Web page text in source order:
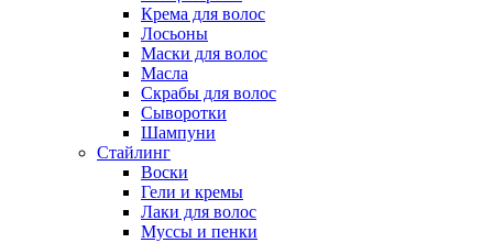
Крема для волос
Лосьоны
Маски для волос
Масла
Скрабы для волос
Сыворотки
Шампуни
Стайлинг
Воски
Гели и кремы
Лаки для волос
Муссы и пенки